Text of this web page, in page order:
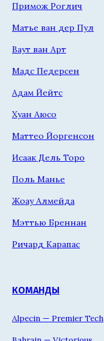
Примож Роглич
Матье ван дер Пул
Ваут ван Арт
Мадс Педерсен
Адам Йейтс
Хуан Аюсо
Маттео Йоргенсон
Исаак Дель Торо
Поль Манье
Жоау Алмейда
Мэттью Бреннан
Ричард Карапас
КОМАНДЫ
Alpecin — Premier Tech